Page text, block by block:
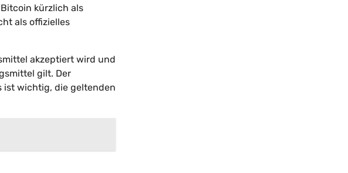
kürzlich als
als offizielles
akzeptiert wird und
gilt. Der
ist wichtig, die geltenden